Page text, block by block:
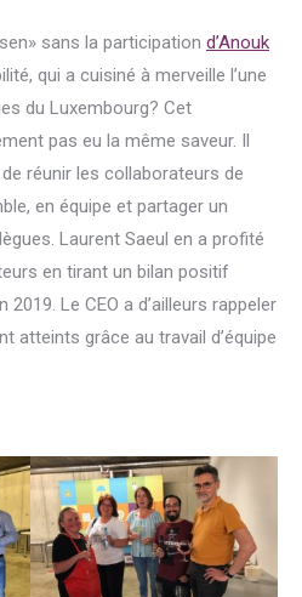
sans la participation d’Anouk
qui a cuisiné à merveille l’une
du Luxembourg? Cet
pas eu la même saveur. Il
réunir les collaborateurs de
en équipe et partager un
Laurent Saeul en a profité
en tirant un bilan positif
Le CEO a d’ailleurs rappeler
atteints grâce au travail d’équipe